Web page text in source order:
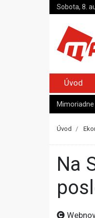
Sobota, 8.
Úvod
Úvod
Na Slovensku vlani vznikol rekordný počet firiem za